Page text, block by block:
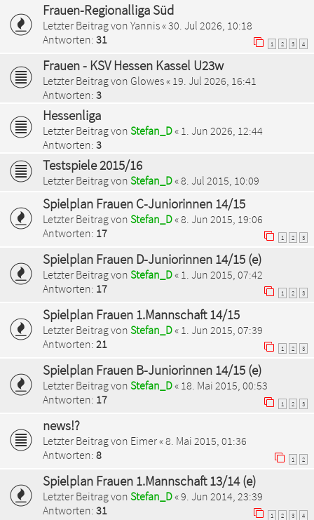
Frauen-Regionalliga Süd
Letzter Beitrag von Yannis«30. Jul 2026, 10:18
Antworten: 31 1 2 3 4
Frauen - KSV Hessen Kassel U23w
Letzter Beitrag von Glowes« 19. Jul 2026, 16:41
Antworten: 3
Hessenliga
Letzter Beitrag von Stefan_D« 1. Jun 2026, 12:44
Antworten: 3
Testspiele 2015/16
Letzter Beitrag von Stefan_D«8. Jul 2015, 10:09
Spielplan Frauen C-Juniorinnen 14/15
Letzter Beitrag von Stefan_D«8. Jun 2015, 19:06
Antworten: 17 1 2 3
Spielplan Frauen D-Juniorinnen 14/15 (e)
Letzter Beitrag von Stefan_D« 1. Jun 2015, 07:42
Antworten: 17 1 2 3
Spielplan Frauen 1.Mannschaft 14/15
Letzter Beitrag von Stefan_D« 1. Jun 2015, 07:39
Antworten: 21 1 2 3
Spielplan Frauen B-Juniorinnen 14/15 (e)
Letzter Beitrag von Stefan_D« 18. Mai 2015, 00:53
Antworten: 17 1 2 3
news!?
Letzter Beitrag von Eimer«8. Mai 2015, 01:36
Antworten: 8 1 2
Spielplan Frauen 1.Mannschaft 13/14 (e)
Letzter Beitrag von Stefan_D«9. Jun 2014, 23:39
Antworten: 31 1 2 3 4